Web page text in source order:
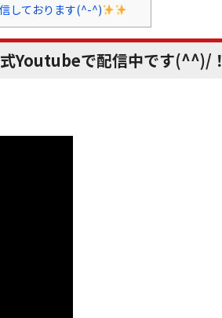
しております(^-^)
Youtubeで配信中です(^^)/！